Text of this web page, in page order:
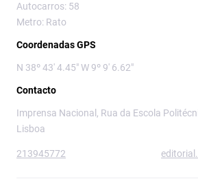
Autocarros: 58
Metro: Rato
Coordenadas GPS
N 38º 43' 4.45" W 9º 9' 6.62"
Contacto
Imprensa Nacional, Rua da Escola
Lisboa
213945772